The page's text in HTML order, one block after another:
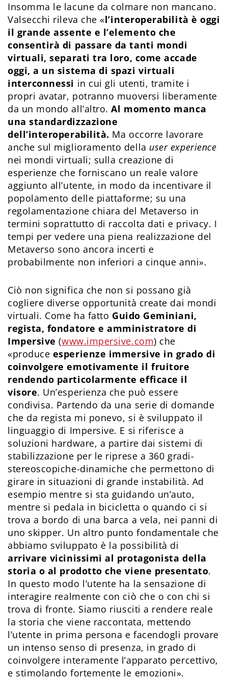
Insomma le lacune da colmare non mancano.
Valsecchi rileva che «l’interoperabilità è oggi
il grande assente e l’elemento che
consentirà di passare da tanti mondi
virtuali, separati tra loro, come accade
oggi, a un sistema di spazi virtuali
interconnessi in cui gli utenti, tramite i
propri avatar, potranno muoversi liberamente
da un mondo all’altro.Al momento manca
una standardizzazione
dell’interoperabilità. Ma occorre lavorare
anche sul miglioramento della user experience
nei mondi virtuali; sulla creazione di
esperienze che forniscano un reale valore
aggiunto all’utente, in modo da incentivare il
popolamento delle piattaforme; su una
regolamentazione chiara del Metaverso in
termini soprattutto di raccolta dati e privacy. I
tempi per vedere una piena realizzazione del
Metaverso sono ancora incerti e
probabilmente non inferiori a cinque anni».
Ciò non significa che non si possano già
cogliere diverse opportunità create dai mondi
virtuali. Come ha fatto Guido Geminiani,
regista, fondatore e amministratore di
Impersive (www.impersive.com) che
«produce esperienze immersive in grado di
coinvolgere emotivamente il fruitore
rendendo particolarmente efficace il
visore. Un’esperienza che può essere
condivisa. Partendo da una serie di domande
che da regista mi ponevo, si è sviluppato il
linguaggio di Impersive. E si riferisce a
soluzioni hardware, a partire dai sistemi di
stabilizzazione per le riprese a 360 gradi-
stereoscopiche-dinamiche che permettono di
girare in situazioni di grande instabilità. Ad
esempio mentre si sta guidando un’auto,
mentre si pedala in bicicletta o quando ci si
trova a bordo di una barca a vela, nei panni di
uno skipper. Un altro punto fondamentale che
abbiamo sviluppato è la possibilità di
arrivare vicinissimi al protagonista della
storia o al prodotto che viene presentato.
In questo modo l’utente ha la sensazione di
interagire realmente con ciò che o con chi si
trova di fronte. Siamo riusciti a rendere reale
la storia che viene raccontata, mettendo
l’utente in prima persona e facendogli provare
un intenso senso di presenza, in grado di
coinvolgere interamente l’apparato percettivo,
e stimolando fortemente le emozioni».